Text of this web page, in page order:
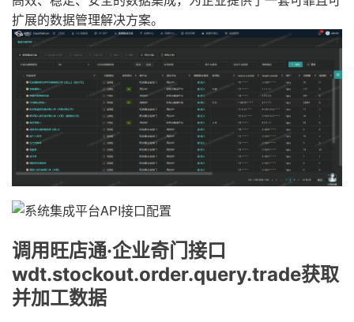
扩展的数据管理解决方案。
调用旺店通·企业奇门接口
wdt.stockout.order.query.trade获取
并加工数据